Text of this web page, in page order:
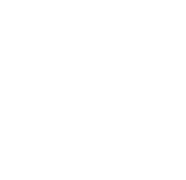
Sie sich jetzt an!